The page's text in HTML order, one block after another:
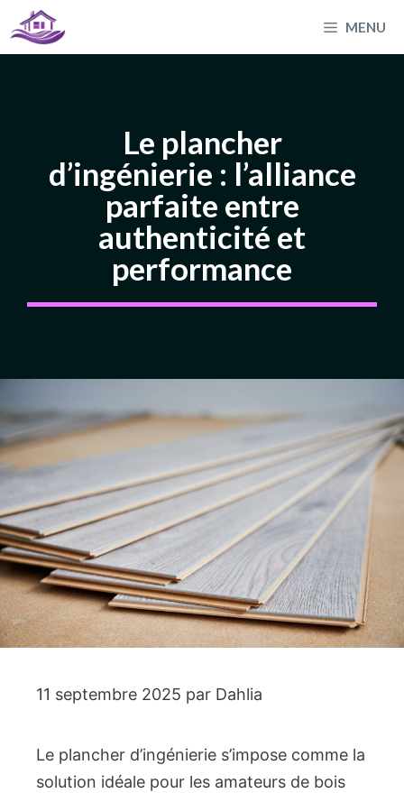
Aller
au
MENU
Le plancher
d’ingénierie : l’alliance
parfaite entre
authenticité et
performance
11 septembre 2025 par Dahlia
Le plancher d’ingénierie s’impose comme la
solution idéale pour les amateurs de bois